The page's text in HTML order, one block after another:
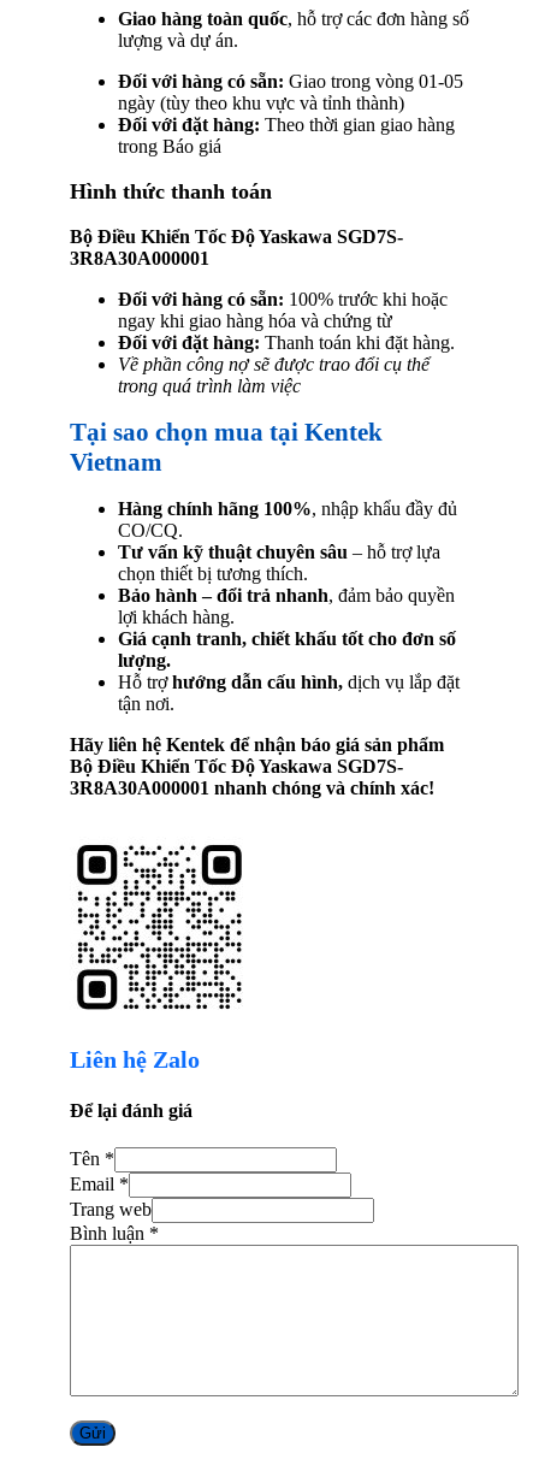
Giao hàng toàn quốc, hỗ trợ các đơn hàng số
lượng và dự án.
Đối với hàng có sẵn: Giao trong vòng 01-05
ngày (tùy theo khu vực và tỉnh thành)
Đối với đặt hàng: Theo thời gian giao hàng
trong Báo giá
Hình thức thanh toán
Bộ Điều Khiển Tốc Độ Yaskawa SGD7S-
3R8A30A000001
Đối với hàng có sẵn: 100% trước khi hoặc
ngay khi giao hàng hóa và chứng từ
Đối với đặt hàng: Thanh toán khi đặt hàng.
Về phần công nợ sẽ được trao đổi cụ thể
trong quá trình làm việc
Tại sao chọn mua tại Kentek
Vietnam
Hàng chính hãng 100%, nhập khẩu đầy đủ
CO/CQ.
Tư vấn kỹ thuật chuyên sâu – hỗ trợ lựa
chọn thiết bị tương thích.
Bảo hành – đổi trả nhanh, đảm bảo quyền
lợi khách hàng.
Giá cạnh tranh, chiết khấu tốt cho đơn số
lượng.
Hỗ trợhướng dẫn cấu hình, dịch vụ lắp đặt
tận nơi.
Hãy liên hệ Kentek để nhận báo giá sản phẩm
Bộ Điều Khiển Tốc Độ Yaskawa SGD7S-
3R8A30A000001 nhanh chóng và chính xác!
Liên hệ Zalo
Để lại đánh giá
Tên *
Email *
Trang web
Bình luận *